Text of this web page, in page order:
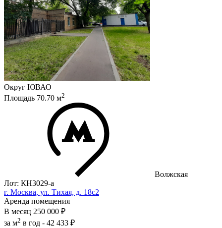
Округ ЮВАО
Площадь 70.70 м2
Волжская
Лот: КН3029-a
г. Москва, ул. Тихая, д. 18с2
Аренда помещения
В месяц 250 000 ₽
за м2 в год - 42 433 ₽